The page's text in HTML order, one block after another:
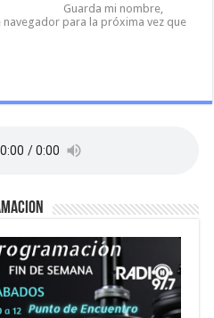
Guarda mi nombre,
para la próxima vez que